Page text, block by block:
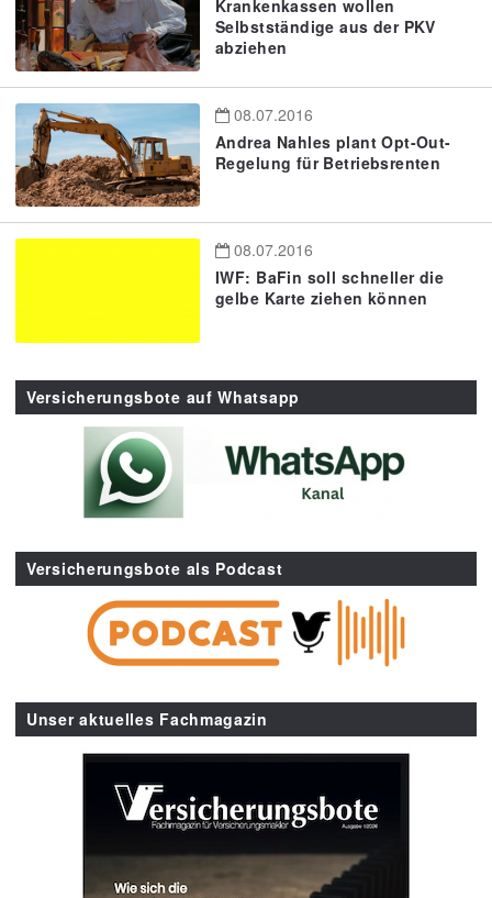
Krankenkassen wollen
Selbstständige aus der PKV
abziehen
08.07.2016
Andrea Nahles plant Opt-Out-
Regelung für Betriebsrenten
08.07.2016
IWF: BaFin soll schneller die
gelbe Karte ziehen können
Versicherungsbote auf Whatsapp
Versicherungsbote als Podcast
Unser aktuelles Fachmagazin